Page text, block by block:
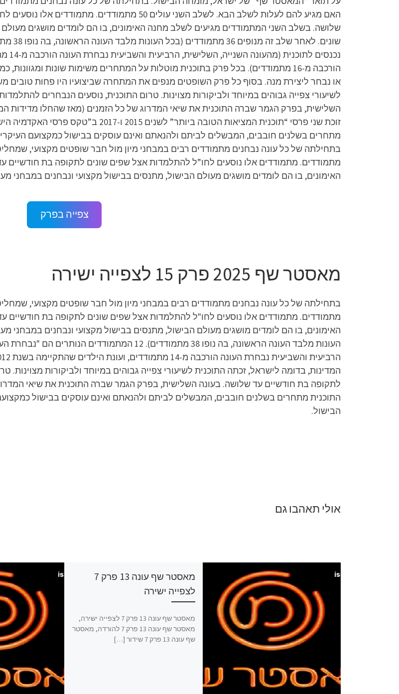
האם מגיע להם לעלות לשלב הבא. לשלב השני עולים 50
שלושה. בשלב השני המתמודדים מגיעים לשלב מחנה האימונים, בו הם לומדים מושגים
הורכבה מ-16 מתמודדים). בכל פרק בתוכנית מוטלות על המתחרים משימות שונות
או נבחר ליצירת מנה. בסוף כל פרק השופטים מנפים את המתחרה שביצועיו היו פחות טובים
לשיעורי צפייה גבוהים במיוחד ולביקורות מצוינות. טרום התוכנית, נוסעים הנבחרים
זוכת שני פרסי “תוכנית המציאות הטובה
מתחרים בשלנים חובבים, המבשלים לביתם ולהנאתם ואינם עוסקים בבישול כמקצועם
מתמודדים. מתמודדים אלו נוסעים לחו”ל להתלמדות אצל שפים שונים לתקופה בת
האימונים, בו הם לומדים מושגים מעולם הבישול, מתנסים בבישול מקצועי ונבחנים במבחני מעבר
צפייה בפרק
מאסטר שף 2025 פרק 15 לצפייה ישירה
מתמודדים. מתמודדים אלו נוסעים לחו"ל להתלמדות אצל שפים שונים לתקופה בת
העונות מלבד העונה הראשונה, בה נופו 38 מתמודדים). 12
המדינות, בדומה לישראל, זכתה התוכנית לשיעורי צפייה גבוהים במיוחד ולביקורות
התוכנית מתחרים בשלנים חובבים, המבשלים לביתם ולהנאתם ואינם עוסקים בבישול
הבישול.
אולי תאהבו גם
מאסטר שף עונה 13 פרק 7
לצפייה ישירה
מאסטר שף עונה 13 פרק 7 לצפייה ישירה,
מאסטר שף עונה 13 פרק 7 להורדה, מאסטר
שף עונה 13 פרק 7 שידור […]